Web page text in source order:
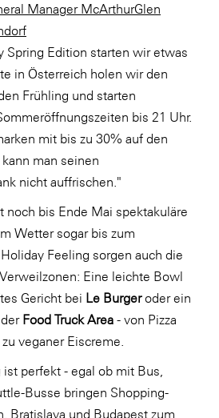
Österreich
Salzburg
Fahrzeughandel und
Finanzdienstleister
Manager McArthurGlen
Spring Edition starten wir etwas
in Österreich holen wir den
Frühling und starten
bis 21 Uhr.
mit bis zu 30% auf den
man seinen
nicht auffrischen."
noch bis Ende Mai spektakuläre
Wetter sogar bis zum
Feeling sorgen auch die
Eine leichte Bowl
Gericht bei Le Burgeroder ein
Food Truck Area - von Pizza
veganer Eiscreme.
perfekt - egal ob mit Bus,
Busse bringen Shopping-
Bratislava und Budapest zum